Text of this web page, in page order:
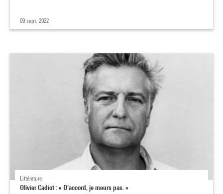
09 sept. 2022
Littérature
Olivier Cadiot : « D’accord, je meurs pas. »